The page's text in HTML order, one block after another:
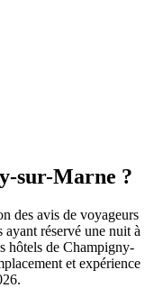
sur-Marne ?
des avis de voyageurs
ayant réservé une nuit à
hôtels de Champigny-
et expérience
.